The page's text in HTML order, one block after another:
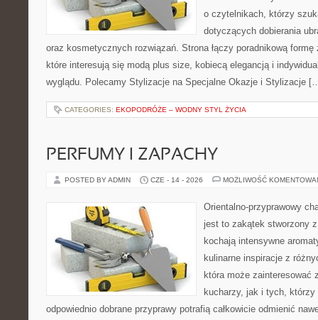
o czytelnikach, którzy
dotyczących dobierania
oraz kosmetycznych rozwiązań. Strona łączy poradnikową
które interesują się modą plus size, kobiecą elegancją i
wyglądu. Polecamy Stylizacje na Specjalne Okazje i Stylizacje
CATEGORIES: EKOPODRÓŻE – WODNY STYL ŻYCIA
PERFUMY I ZAPACHY
POSTED BY ADMIN CZE - 14 - 2026 MOŻLIWOŚĆ
Orientalno-przyprawowy
jest to zakątek stworzony
kochają intensywne
kulinarne inspiracje z
która może zainteresować
kucharzy, jak i tych, którzy
odpowiednio dobrane przyprawy potrafią całkowicie odmienić